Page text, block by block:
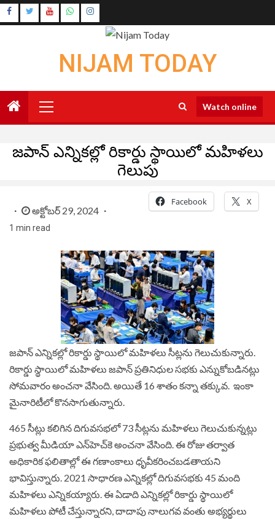
Skip
to
Instagram
NIJAM TODAY
Menu
Watch online
జపాన్‌ ఎన్నికల్లో రికార్డు స్థాయిలో మహిళలు
గెలుపు
అక్టోబర్ 29, 2024
1 min read
Facebook X
జపాన్‌ ఎన్నికల్లో రికార్డు స్థాయిలో మహిళలు సీట్లను గెలుచుకున్నారు.
రికార్డు స్థాయిలో మహిళలు జపాన్‌ ప్రతినిధుల సభకు ఎన్నుకోబడినట్లు
సోమవారం అంచనా వేసింది. అయితే 16 శాతం కన్నా తక్కువ. ఇంకా
మైనారిటీలో కొనసాగుతున్నారు.
465 సీట్లు కలిగిన దిగువసభలో 73 సీట్లను మహిళలు గెలుచుకున్నట్లు
ప్రభుత్వ మీడియా ఎన్‌హెచ్‌కె అంచనా వేసింది. ఈ రోజు తర్వాత
అధికారిక ఫలితాల్లో ఈ గణాంకాలు ధృవీకరించబడతాయని
భావిస్తున్నారు. 2021 సాధారణ ఎన్నికల్లో దిగువసభకు 45 మంది
మహిళలు ఎన్నికయ్యారు. ఈ ఏడాది ఎన్నికల్లో రికార్డు స్థాయిలో
మహిళలు పోటీ చేస్తున్నారని, దాదాపు నాలుగవ వంతు అభ్యర్థులు